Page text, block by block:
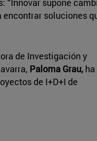
“Innovar supone
encontrar soluciones
de Investigación y
Paloma Grau, ha
de I+D+I de